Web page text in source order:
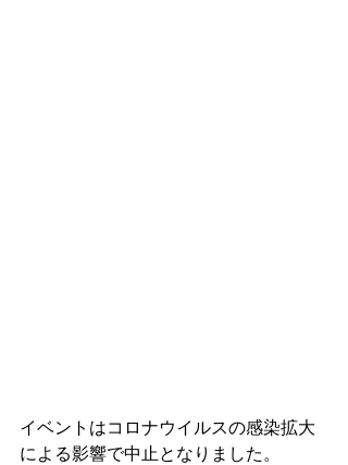
イベントはコロナウイルスの感染拡大
による影響で中止となりました。